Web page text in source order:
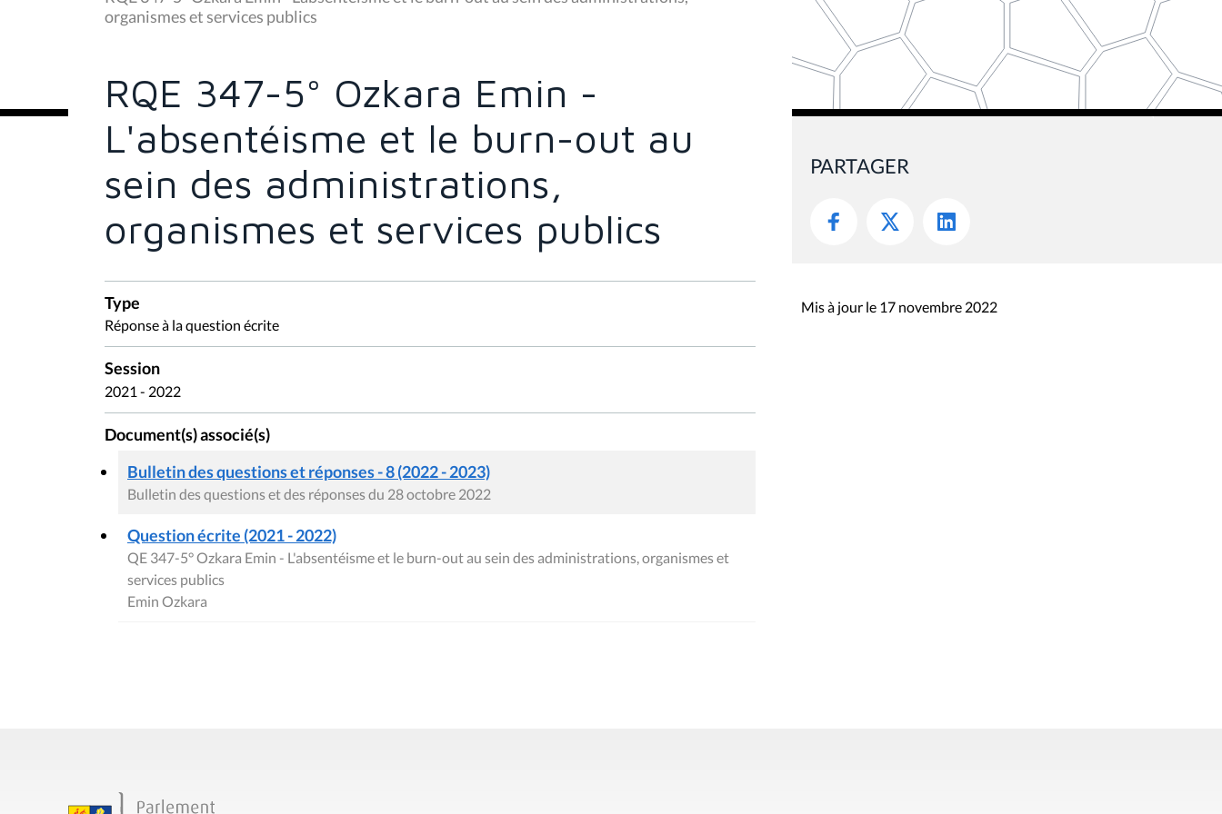
s
ê
organismes et services publics
RQE 347-5° Ozkara Emin -
L'absentéisme et le burn-out au
sein des administrations,
organismes et services publics
Type
Réponse à la question écrite
Session
2021 - 2022
Document(s) associé(s)
Bulletin des questions et réponses - 8 (2022 - 2023)
Bulletin des questions et des réponses du 28 octobre 2022
Question écrite (2021 - 2022)
QE 347-5° Ozkara Emin - L'absentéisme et le burn-out au sein des administrations, organismes et
services publics
Emin Ozkara
PARTAGER
Mis à jour le 17 novembre 2022